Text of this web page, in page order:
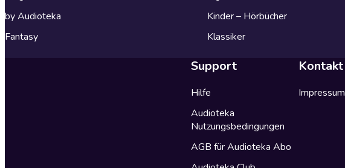
by Audioteka
Fantasy
Kinder – Hörbücher
Klassiker
Support
Hilfe
Audioteka
Nutzungsbedingungen
AGB für Audioteka Abo
Kontakt
Impressum